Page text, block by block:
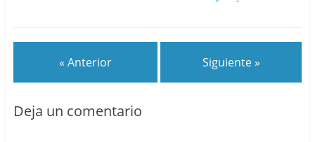
« Anterior Siguiente »
Deja un comentario